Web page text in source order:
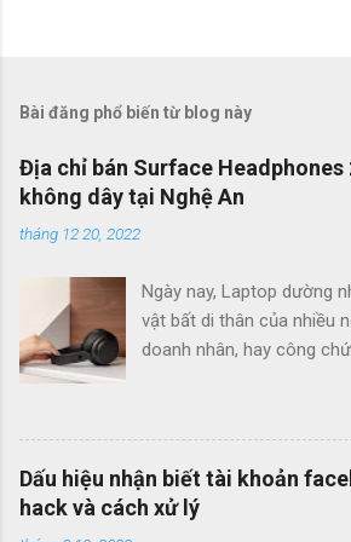
Bài đăng phổ biến từ blog này
Địa chỉ bán Surface Headphones
không dây tại Nghệ An
tháng 12 20, 2022
Ngày nay, Laptop dường
vật bất di thân của nhiều
doanh nhân, hay công
ngày vẫn làm việc, học
máy tính của mình. Bên
những phụ kiện vô cùng
có tai nghe, ngoài những
nghe cũng chính là thiết
Dấu hiệu nhận biết tài khoản
hack và cách xử lý